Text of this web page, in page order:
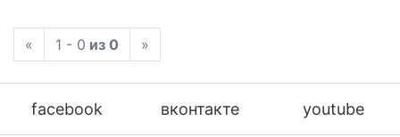
« 1 - 0 из 0 »
facebook вконтакте youtube